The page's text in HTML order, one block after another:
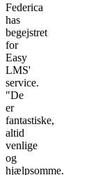
Federica
has
begejstret
for
Easy
LMS'
service.
"De
er
fantastiske,
altid
venlige
og
hjælpsomme.